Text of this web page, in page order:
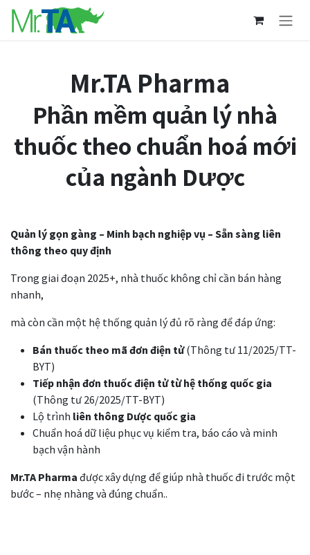
Bỏ qua để đến Nội dung
Mr.TA Pharma
Phần mềm quản lý nhà
thuốc theo chuẩn hoá mới
của ngành Dược
Quản lý gọn gàng – Minh bạch nghiệp vụ – Sẵn sàng liên
thông theo quy định
Trong giai đoạn 2025+, nhà thuốc không chỉ cần bán hàng
nhanh,
mà còn cần một hệ thống quản lý đủ rõ ràng để đáp ứng:
Bán thuốc theo mã đơn điện tử(Thông tư 11/2025/TT-
BYT)
Tiếp nhận đơn thuốc điện tử từ hệ thống quốc gia
(Thông tư 26/2025/TT-BYT)
Lộ trình liên thông Dược quốc gia
Chuẩn hoá dữ liệu phục vụ kiểm tra, báo cáo và minh
bạch vận hành
Mr.TA Pharma được xây dựng để giúp nhà thuốc đi trước một
bước – nhẹ nhàng và đúng chuẩn..